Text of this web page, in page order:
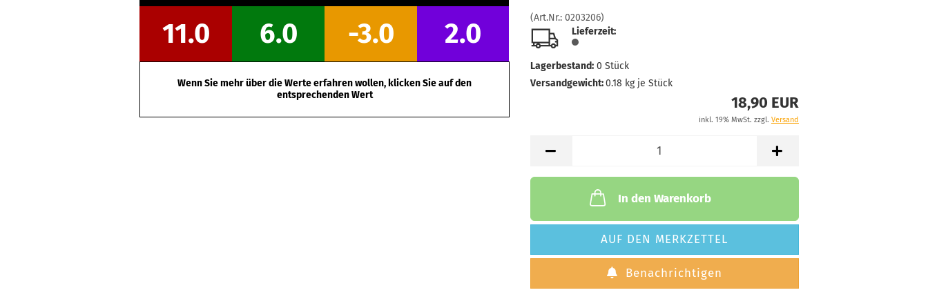
11.0 6.0 -3.0 2.0
Wenn Sie mehr über die Werte erfahren wollen, klicken Sie auf den
entsprechenden Wert
(Art.Nr.: 0203206)
Lieferzeit:
Lagerbestand: 0 Stück
Versandgewicht:0.18 kg je Stück
18,90 EUR
inkl. 19% MwSt. zzgl. Versand
In den Warenkorb
AUF DEN MERKZETTEL
Benachrichtigen